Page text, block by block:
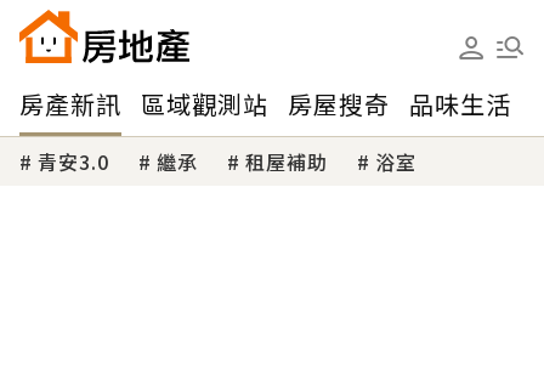
房產新訊 區域觀測站 房屋搜奇 品味生活
青安3.0 繼承 租屋補助 浴室